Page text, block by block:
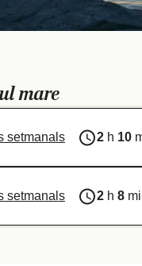
mare
setmanals 2 h 10
setmanals 2 h 8